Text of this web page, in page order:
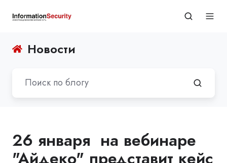
Новости
26 января на вебинаре
"Айдеко" представит кейс